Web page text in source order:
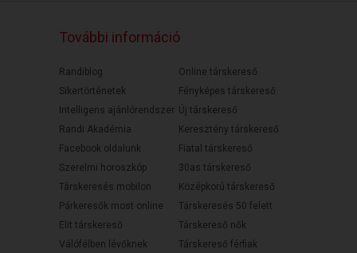
További információ
Randiblog
Sikertörténetek
Intelligens ajánlórendszer
Randi Akadémia
Facebook oldalunk
Szerelmi horoszkóp
Társkeresés mobilon
Párkeresők most online
Elit társkereső
Válófélben lévőknek
Online társkereső
Fényképes társkereső
Új társkereső
Keresztény társkereső
Fiatal társkereső
30as társkereső
Középkorú társkereső
Társkeresés 50 felett
Társkereső nők
Társkereső férfiak